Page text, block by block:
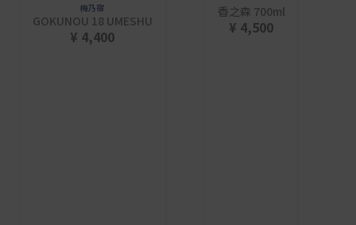
梅乃宿
GOKUNOU 18 UMESHU
¥ 4,400
香之森 700ml
¥ 4,500